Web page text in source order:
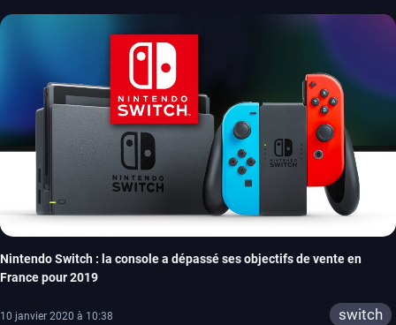
Nintendo Switch : la console a dépassé ses objectifs de vente en
France pour 2019
10 janvier 2020 à 10:38 switch